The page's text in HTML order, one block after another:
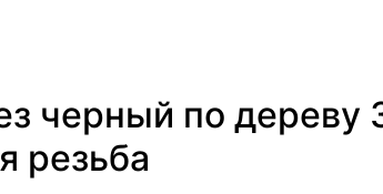
черный по дереву
резьба